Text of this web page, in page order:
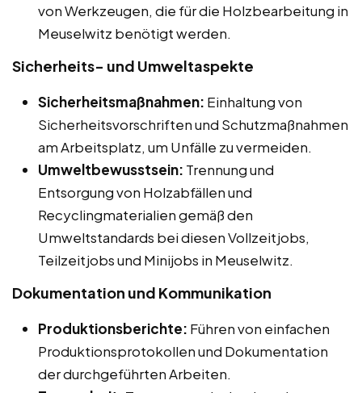
von Werkzeugen, die für die Holzbearbeitung in
Meuselwitz benötigt werden.
Sicherheits- und Umweltaspekte
Sicherheitsmaßnahmen: Einhaltung von
Sicherheitsvorschriften und Schutzmaßnahmen
am Arbeitsplatz, um Unfälle zu vermeiden.
Umweltbewusstsein: Trennung und
Entsorgung von Holzabfällen und
Recyclingmaterialien gemäß den
Umweltstandards bei diesen Vollzeitjobs,
Teilzeitjobs und Minijobs in Meuselwitz.
Dokumentation und Kommunikation
Produktionsberichte: Führen von einfachen
Produktionsprotokollen und Dokumentation
der durchgeführten Arbeiten.